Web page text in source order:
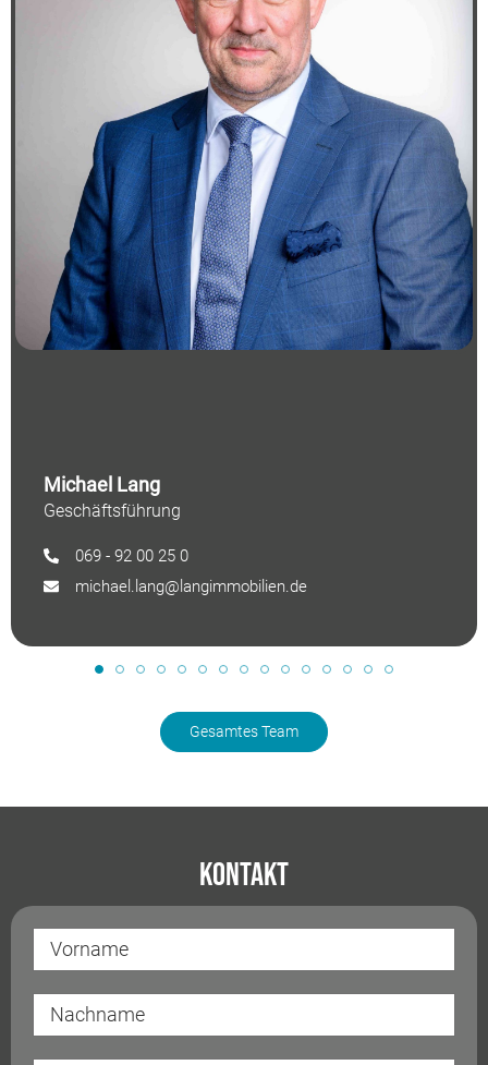
Michael Lang
Geschäftsführung
069 - 92 00 25 0
michael.lang@langimmobilien.de
Gesamtes Team
Kontakt